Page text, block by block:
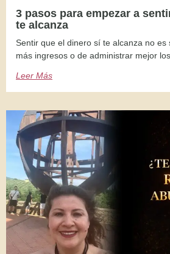
3 pasos para empezar a
te alcanza
Sentir que el dinero sí te alcanza no es
más ingresos o de administrar mejor los
Leer Más